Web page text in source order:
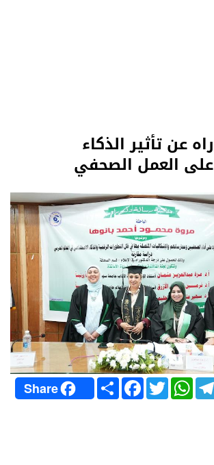
عن تأثير الذكاء
العمل الصحفي
Share S
h
a
F
a
c
T
w
i
W
h
a